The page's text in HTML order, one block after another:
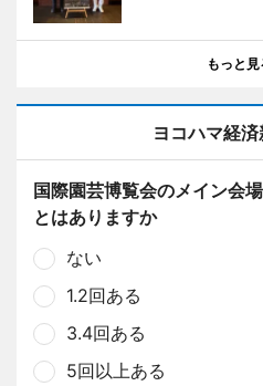
もっと見
ヨコハマ経
国際園芸博覧会のメイン会
とはありますか
ない
1.2回ある
3.4回ある
5回以上ある